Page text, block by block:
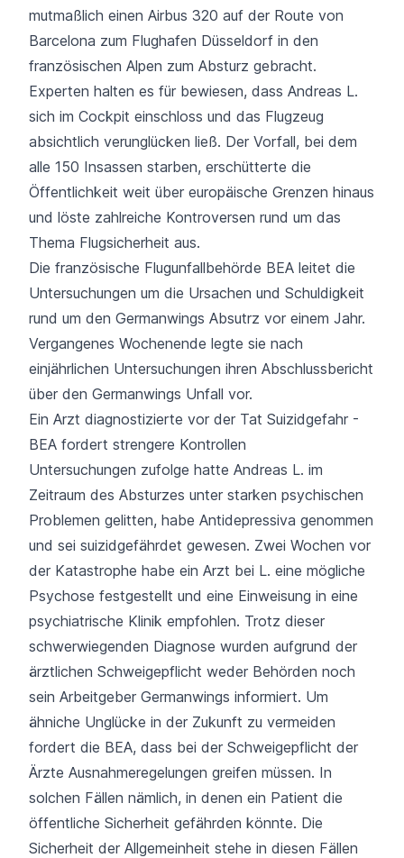
mutmaßlich einen Airbus 320 auf der Route von
Barcelona zum Flughafen Düsseldorf in den
französischen Alpen zum Absturz gebracht.
Experten halten es für bewiesen, dass Andreas L.
sich im Cockpit einschloss und das Flugzeug
absichtlich verunglücken ließ. Der Vorfall, bei dem
alle 150 Insassen starben, erschütterte die
Öffentlichkeit weit über europäische Grenzen hinaus
und löste zahlreiche Kontroversen rund um das
Thema Flugsicherheit aus.
Die französische Flugunfallbehörde BEA leitet die
Untersuchungen um die Ursachen und Schuldigkeit
rund um den Germanwings Absutrz vor einem Jahr.
Vergangenes Wochenende legte sie nach
einjährlichen Untersuchungen ihren Abschlussbericht
über den Germanwings Unfall vor.
Ein Arzt diagnostizierte vor der Tat Suizidgefahr -
BEA fordert strengere Kontrollen
Untersuchungen zufolge hatte Andreas L. im
Zeitraum des Absturzes unter starken psychischen
Problemen gelitten, habe Antidepressiva genommen
und sei suizidgefährdet gewesen. Zwei Wochen vor
der Katastrophe habe ein Arzt bei L. eine mögliche
Psychose festgestellt und eine Einweisung in eine
psychiatrische Klinik empfohlen. Trotz dieser
schwerwiegenden Diagnose wurden aufgrund der
ärztlichen Schweigepflicht weder Behörden noch
sein Arbeitgeber Germanwings informiert. Um
ähniche Unglücke in der Zukunft zu vermeiden
fordert die BEA, dass bei der Schweigepflicht der
Ärzte Ausnahmeregelungen greifen müssen. In
solchen Fällen nämlich, in denen ein Patient die
öffentliche Sicherheit gefährden könnte. Die
Sicherheit der Allgemeinheit stehe in diesen Fällen